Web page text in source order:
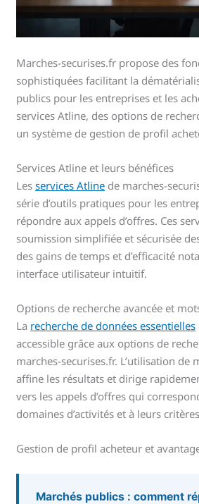
Marches-securises.fr propose des
sophistiquées facilitant la
publics pour les entreprises et les
services Atline, des options de
un système de gestion de profil
Services Atline et leurs bénéfices
Lesservices Atline de marches-
série d’outils pratiques pour les
répondre aux appels d’offres. Ces
soumission simplifiée et sécurisée
des gains de temps et d’efficacité
interface utilisateur intuitif.
Options de recherche avancée et
La recherche de données essentielles
accessible grâce aux options de
marches-securises.fr. L’utilisation de
affine les résultats et dirige
vers les appels d’offres qui
domaines d’activités et à leurs
Gestion de profil acheteur et
Marchés publics : comment